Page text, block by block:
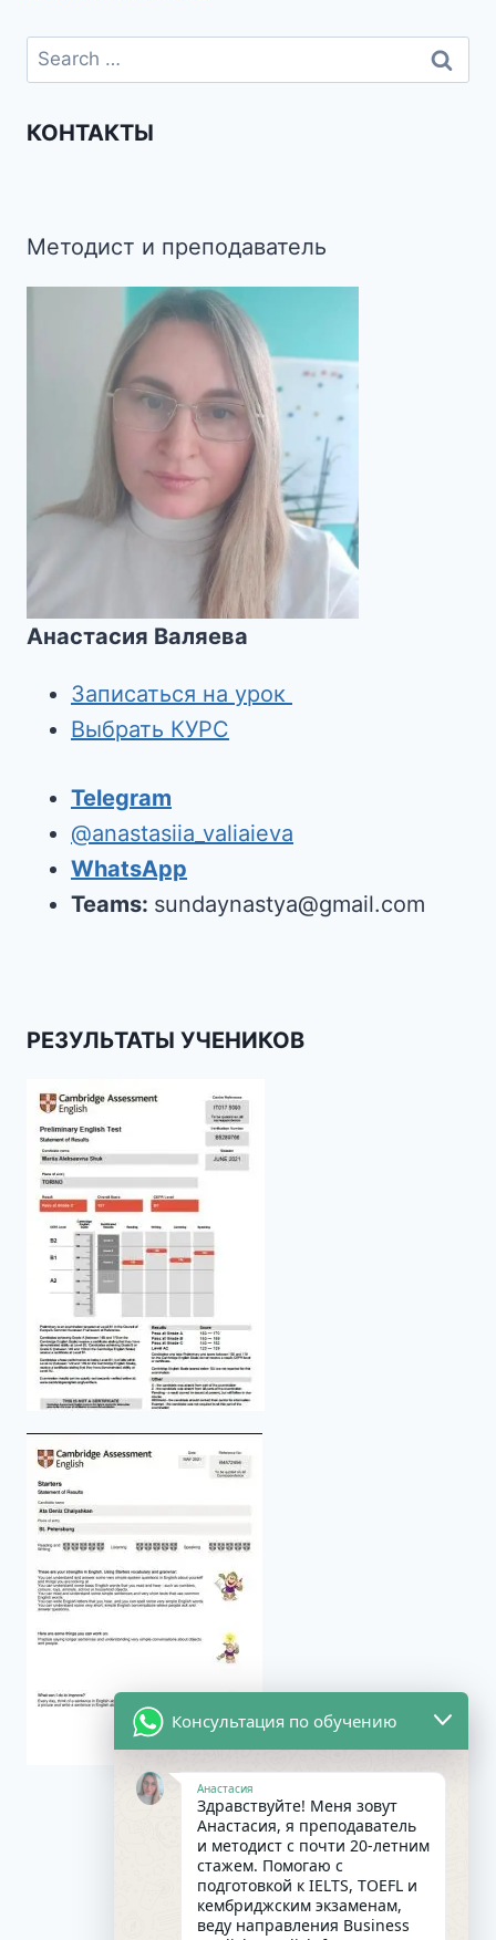
КОНТАКТЫ
Методист и преподаватель
Анастасия Валяева
Записаться на урок
Выбрать КУРС
Telegram
@anastasiia_valiaieva
WhatsApp
Teams: sundaynastya@gmail.com
РЕЗУЛЬТАТЫ УЧЕНИКОВ
Консультация по обучению
Анастасия
Здравствуйте! Меня зовут
Анастасия, я преподаватель
и методист с почти 20-летним
стажем. Помогаю с
подготовкой к IELTS, TOEFL и
кембриджским экзаменам,
веду направления Business